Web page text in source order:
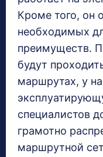
Кроме того, он
необходимых
преимуществ.
будут
маршрутах, у
специалистов
грамотно
маршрутной